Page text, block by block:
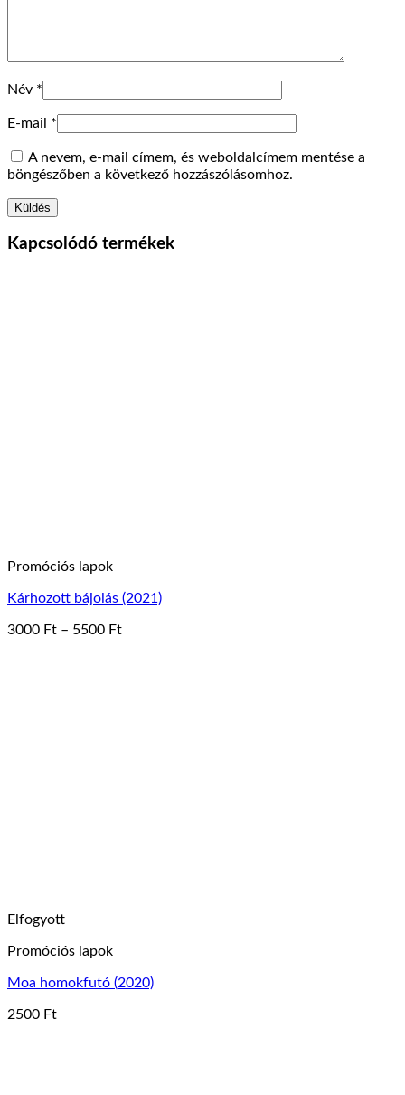
Név *
E-mail *
A nevem, e-mail címem, és weboldalcímem mentése a
böngészőben a következő hozzászólásomhoz.
Kapcsolódó termékek
Promóciós lapok
Kárhozott bájolás (2021)
3000 Ft – 5500 FtÁrtartomány:
Elfogyott
Promóciós lapok
Moa homokfutó (2020)
2500 Ft